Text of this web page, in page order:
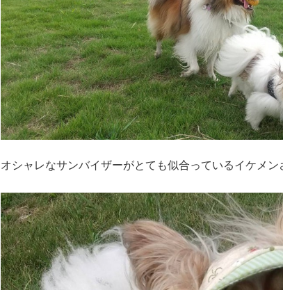
オシャレなサンバイザーがとても似合っているイケメン